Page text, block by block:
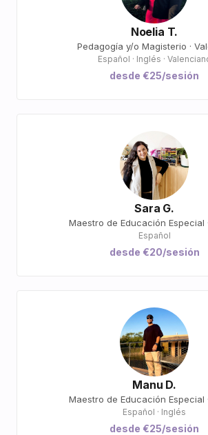
Noelia T.
Pedagogía y/o Magisterio ·
Español · Inglés ·
desde €25/sesión
Sara G.
Maestro de Educación Especial
Español
desde €20/sesión
Manu D.
Maestro de Educación Especial
Español · Inglés
desde €25/sesión